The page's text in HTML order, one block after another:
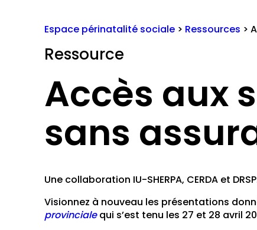
Espace périnatalité sociale > Ressources >
Ressource
Accès aux
sans
Une collaboration IU-SHERPA, CERDA et
Visionnez à nouveau les présentations
provinciale qui s’est tenu les 27 et 28 avril